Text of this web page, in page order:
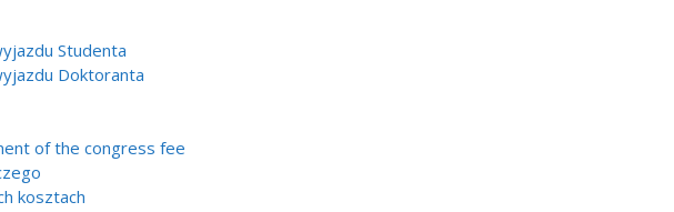
Studenta
Doktoranta
of the congress fee
kosztach